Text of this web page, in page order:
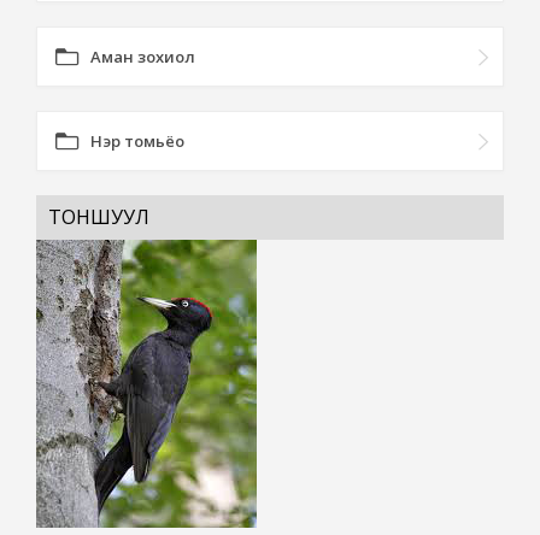
Аман зохиол
Нэр томьёо
ТОНШУУЛ